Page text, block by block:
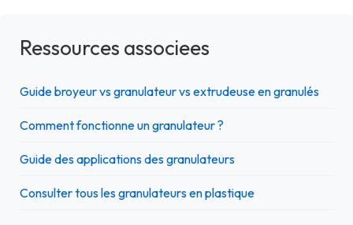
Ressources associees
Guide broyeur vs granulateur vs extrudeuse en granulés
Comment fonctionne un granulateur ?
Guide des applications des granulateurs
Consulter tous les granulateurs en plastique